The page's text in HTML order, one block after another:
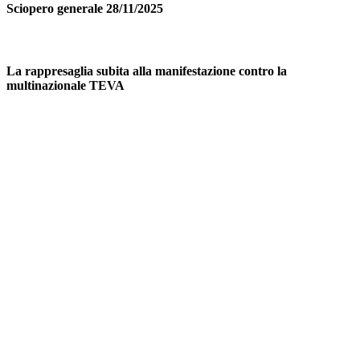
Sciopero generale 28/11/2025
La rappresaglia subita alla manifestazione contro la
multinazionale TEVA